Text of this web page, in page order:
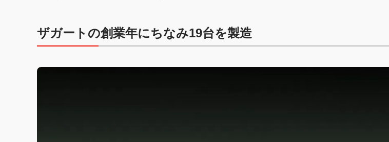
ザガートの創業年にちなみ19台を製造